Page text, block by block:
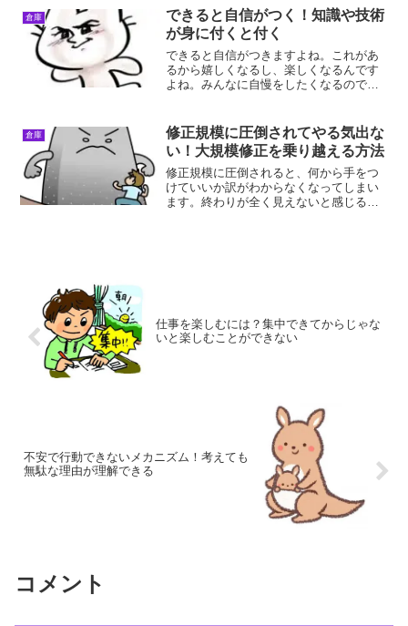
を出して行動を継続してい...
倉庫
できると自信がつく！知識や技術
が身に付くと付く
できると自信がつきますよね。これがあ
るから嬉しくなるし、楽しくなるんです
よね。みんなに自慢をしたくなるのです
由できると自信がつく理由は、行動する
と不安がなくなるからです...
倉庫
修正規模に圧倒されてやる気出な
い！大規模修正を乗り越える方法
修正規模に圧倒されると、何から手をつ
けていいか訳がわからなくなってしまい
ます。終わりが全く見えないと感じるの
仕事を楽しむには？集中できてからじゃな
いと楽しむことができない
不安で行動できないメカニズム！考えても
無駄な理由が理解できる
コメント